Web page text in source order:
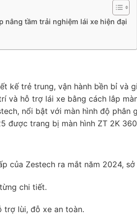
nâng tầm trải nghiệm lái xe hiện đại
trẻ trung, vận hành bền bỉ và
và hỗ trợ lái xe bằng cách lắp
nổi bật với màn hình độ phân
được trang bị màn hình ZT 2K
của Zestech ra mắt năm 2024,
chi tiết.
trợ lùi, đỗ xe an toàn.